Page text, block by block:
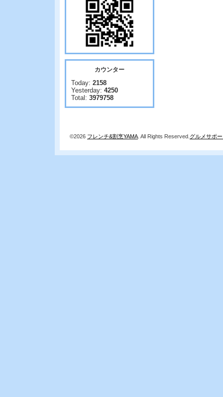
カウンター
Today: 2158
Yesterday: 4250
Total: 3979758
©2026 フレンチ&割烹YAMA . All Rights Reserved. グルメサポ